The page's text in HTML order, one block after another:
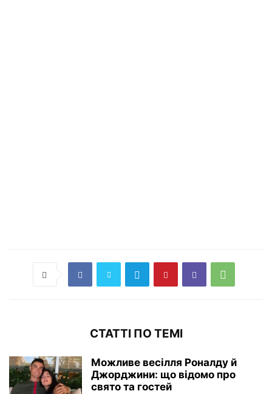
СТАТТІ ПО ТЕМІ
Можливе весілля Роналду й
Джорджини: що відомо про
свято та гостей